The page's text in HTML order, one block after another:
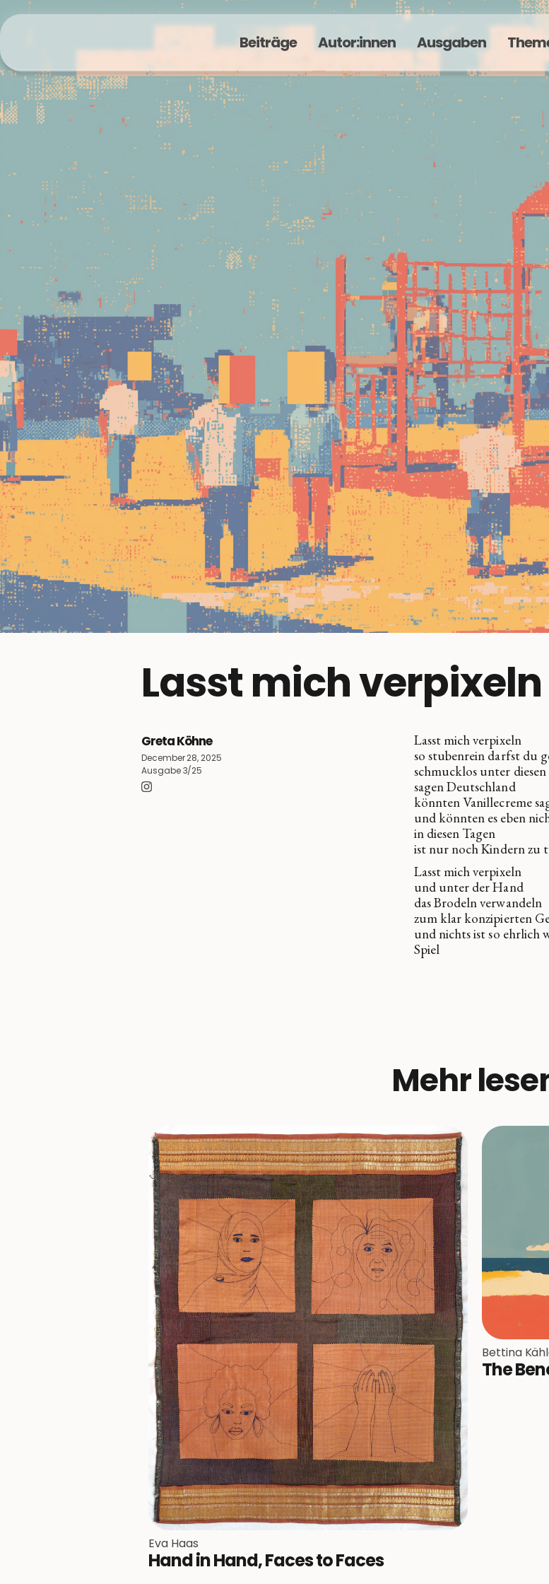
Beiträge Autor:innen Ausgaben
Lasst mich verpixeln
Greta Köhne
December 28, 2025
Ausgabe 3/25
Lasst mich verpixeln
so stubenrein darfst du
schmucklos unter
sagen Deutschland
könnten Vanillecreme
und könnten es eben
in diesen Tagen
ist nur noch Kindern zu
Lasst mich verpixeln
und unter der Hand
das Brodeln verwandeln
zum klar konzipierten
und nichts ist so ehrlich
Spiel
Mehr
Eva Haas
Hand in Hand, Faces to Faces
Bettina
The